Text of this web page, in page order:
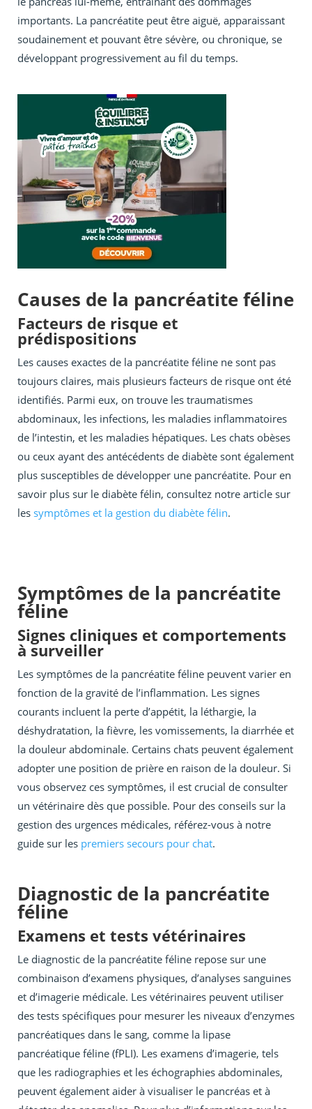
importants. La pancréatite peut être aiguë, apparaissant
soudainement et pouvant être sévère, ou chronique, se
développant progressivement au fil du temps.
Causes de la pancréatite féline
Facteurs de risque et
prédispositions
Les causes exactes de la pancréatite féline ne sont pas
toujours claires, mais plusieurs facteurs de risque ont été
identifiés. Parmi eux, on trouve les traumatismes
abdominaux, les infections, les maladies inflammatoires
de l’intestin, et les maladies hépatiques. Les chats obèses
ou ceux ayant des antécédents de diabète sont également
plus susceptibles de développer une pancréatite. Pour en
savoir plus sur le diabète félin, consultez notre article sur
les symptômes et la gestion du diabète félin.
Symptômes de la pancréatite
féline
Signes cliniques et comportements
à surveiller
Les symptômes de la pancréatite féline peuvent varier en
fonction de la gravité de l’inflammation. Les signes
courants incluent la perte d’appétit, la léthargie, la
déshydratation, la fièvre, les vomissements, la diarrhée et
la douleur abdominale. Certains chats peuvent également
adopter une position de prière en raison de la douleur. Si
vous observez ces symptômes, il est crucial de consulter
un vétérinaire dès que possible. Pour des conseils sur la
gestion des urgences médicales, référez-vous à notre
guide sur les premiers secours pour chat.
Diagnostic de la pancréatite
féline
Examens et tests vétérinaires
Le diagnostic de la pancréatite féline repose sur une
combinaison d’examens physiques, d’analyses sanguines
et d’imagerie médicale. Les vétérinaires peuvent utiliser
des tests spécifiques pour mesurer les niveaux d’enzymes
pancréatiques dans le sang, comme la lipase
pancréatique féline (fPLI). Les examens d’imagerie, tels
que les radiographies et les échographies abdominales,
peuvent également aider à visualiser le pancréas et à